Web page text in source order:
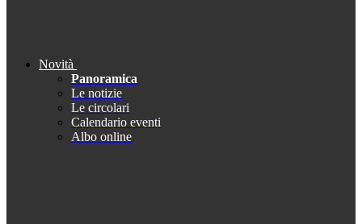
Novità
Panoramica
Le notizie
Le circolari
Calendario eventi
Albo online